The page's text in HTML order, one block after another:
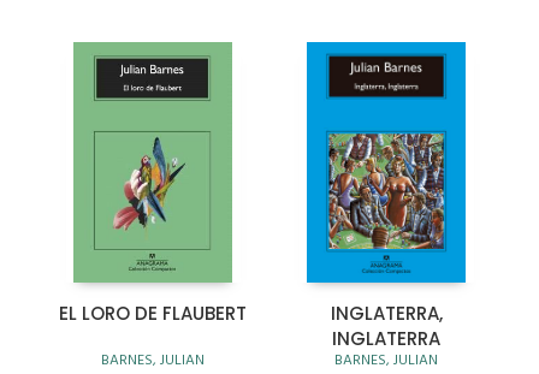
EL LORO DE FLAUBERT
BARNES, JULIAN
INGLATERRA,
INGLATERRA
BARNES, JULIAN